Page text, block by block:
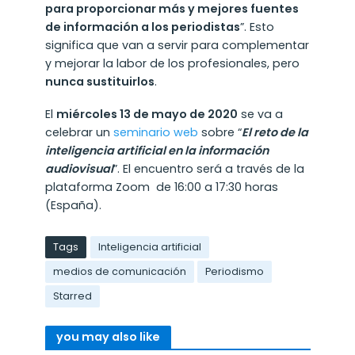
para proporcionar más y mejores fuentes
de información a los periodistas”. Esto
significa que van a servir para complementar
y mejorar la labor de los profesionales, pero
nunca sustituirlos.
El miércoles 13 de mayo de 2020 se va a
celebrar un seminario web sobre “El reto de la
inteligencia artificial en la información
audiovisual”. El encuentro será a través de la
plataforma Zoom de 16:00 a 17:30 horas
(España).
Tags
Inteligencia artificial
medios de comunicación
Periodismo
Starred
you may also like